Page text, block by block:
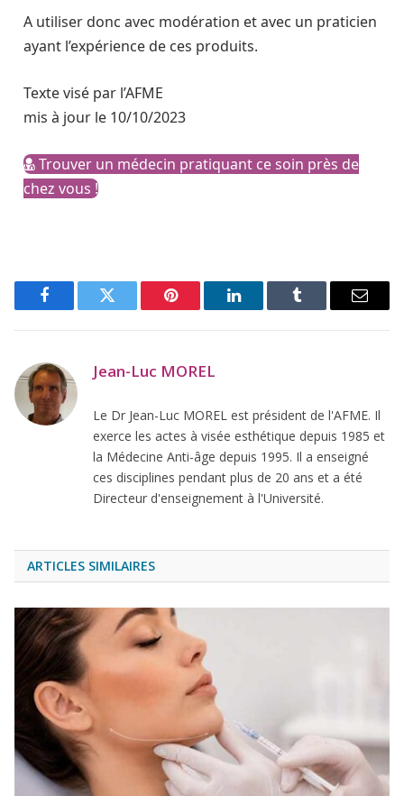
A utiliser donc avec modération et avec un praticien
ayant l’expérience de ces produits.
Texte visé par l’AFME
mis à jour le 10/10/2023
Trouver un médecin pratiquant ce soin près de
chez vous !
FacebookTwitter Pinterest LinkedIn Tumblr Email
Jean-Luc MOREL
Le Dr Jean-Luc MOREL est président de l'AFME. Il
exerce les actes à visée esthétique depuis 1985 et
la Médecine Anti-âge depuis 1995. Il a enseigné
ces disciplines pendant plus de 20 ans et a été
Directeur d'enseignement à l'Université.
ARTICLES SIMILAIRES